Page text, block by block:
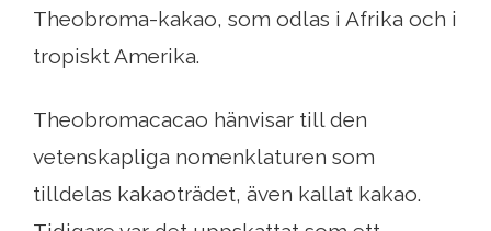
Theobroma-kakao, som odlas i Afrika och i
tropiskt Amerika.
Theobromacacao hänvisar till den
vetenskapliga nomenklaturen som
tilldelas kakaoträdet, även kallat kakao.